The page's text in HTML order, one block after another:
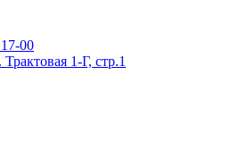
00
1-Г, стр.1